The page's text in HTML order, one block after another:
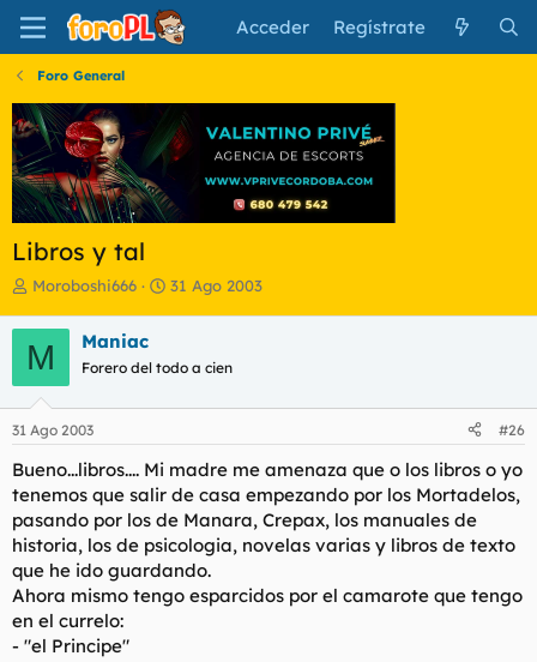
Acceder Regístrate
Foro General
Libros y tal
I
i
c
i
a
d
o
d
e
l
t
e
a
Moroboshi666
F
a
e
i
c
i
o
31 Ago 2003
M Maniac
Forero del todo a cien
31 Ago 2003 #26
Bueno...libros.... Mi madre me amenaza que o los libros o yo
tenemos que salir de casa empezando por los Mortadelos,
pasando por los de Manara, Crepax, los manuales de
historia, los de psicologia, novelas varias y libros de texto
que he ido guardando.
Ahora mismo tengo esparcidos por el camarote que tengo
en el currelo:
- "el Principe"